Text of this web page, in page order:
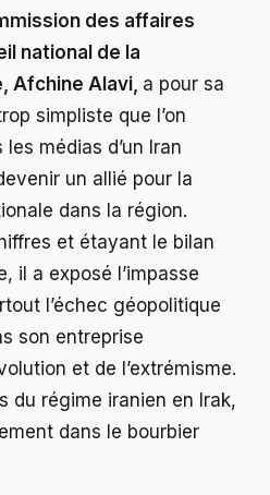
des affaires
national de la
Afchine Alavi, a pour sa
simpliste que l’on
médias d’un Iran
un allié pour la
dans la région.
et étayant le bilan
il a exposé l’impasse
l’échec géopolitique
son entreprise
et de l’extrémisme.
du régime iranien en Irak,
dans le bourbier